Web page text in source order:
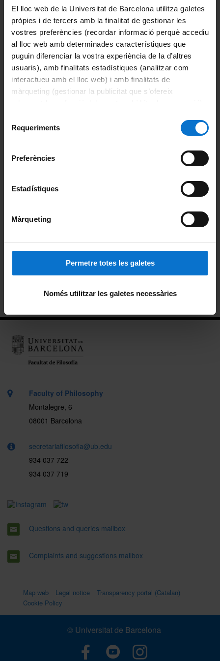
El lloc web de la Universitat de Barcelona utilitza galetes
pròpies i de tercers amb la finalitat de gestionar les
vostres preferències (recordar informació perquè accediu
al lloc web amb determinades característiques que
puguin diferenciar la vostra experiència de la d’altres
usuaris), amb finalitats estadístiques (analitzar com
interactueu amb el lloc web) i amb finalitats de
màrqueting (gestionar la publicitat que s’ofereix
adequant-la en funció dels vostres hàbits de navegació).
consultar laPolítica de galetes del lloc web de la
Requeriments
Preferències
Estadístiques
Màrqueting
Permetre totes les galetes
Només utilitzar les galetes necessàries
Studies
Bachelor's degree
University master's degrees
Doctoral programmes
Academic procedures
Pre-enrolment
Enrolment modification
Access to SocUB/Espai personal
Permanence
Faculty of Philosophy
Montalegre, 6
08001 Barcelona
secretariafilosofia@ub.edu
934 037 722
934 037 719
Questions and queries mailbox
Complaints and suggestions mailbox
Map web Legal notice
Transparency portal (Catalan)
Cookie Policy
© Universitat de Barcelona